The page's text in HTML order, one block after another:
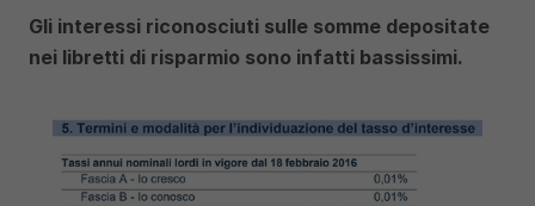
Gli interessi riconosciuti sulle somme depositate
nei libretti di risparmio sono infatti bassissimi.